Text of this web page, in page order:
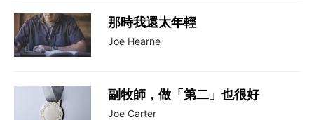
那時我還太年輕
Joe Hearne
副牧師，做「第二」也很好
Joe Carter